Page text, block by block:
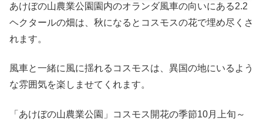
あけぼの山農業公園園内のオランダ風車の向いにある2.2
ヘクタールの畑は、秋になるとコスモスの花で埋め尽くさ
れます。
風車と一緒に風に揺れるコスモスは、異国の地にいるよう
な雰囲気を楽しませてくれます。
「あけぼの山農業公園」コスモス開花の季節10月上旬～